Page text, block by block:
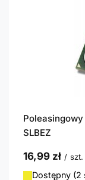
SLBEZ
16,99 zł / szt.
Dostępny (2